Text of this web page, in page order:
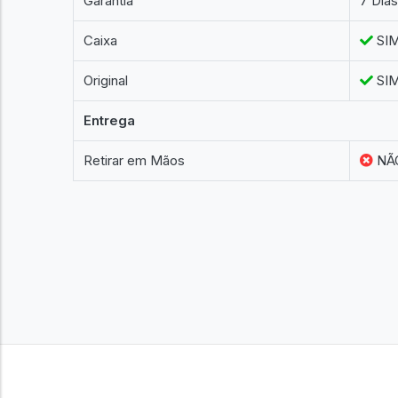
Caixa
Original
Entrega
Retirar em Mãos